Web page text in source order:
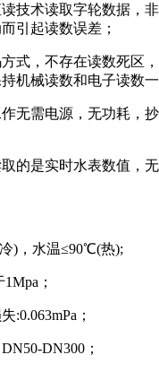
技术读取字轮数据，
引起读数误差；
式，不存在读数死区
机械读数和电子读数一
无需电源，无功耗，
的是实时水表数值，
)，水温≤90℃(热);
；
:0.063mPa；
DN300；